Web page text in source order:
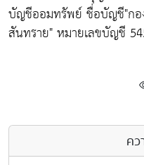
บัญชีออมทรัพย์ ชื่อบัญชี"กอ
สันทราย" หมายเลขบัญชี
คว